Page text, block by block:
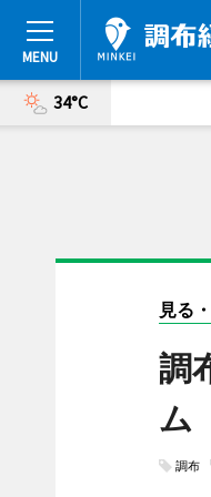
34°C
見る
調
ム
調布